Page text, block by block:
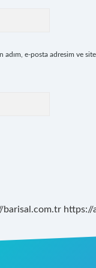
e-posta adresim ve
barisal.com.tr https://